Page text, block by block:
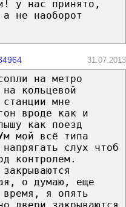
у нас принято,
не наоборот
31.07.2013
на метро
кольцевой
мне
вроде как и
как поезд
мой всё типа
слух чтоб
контролем.
о думаю, еще
время, я опять
двери закрываются